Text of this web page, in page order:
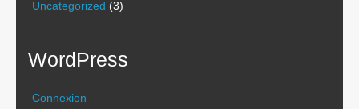
Uncategorized (3)
WordPress
Connexion